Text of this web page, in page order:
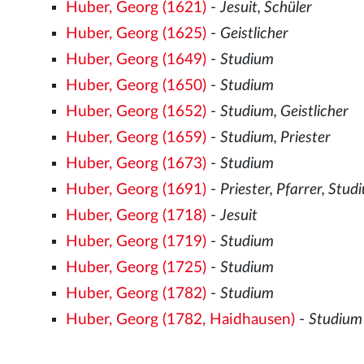
Huber, Georg (1621) -Jesuit, Schüler
Huber, Georg (1625) - Geistlicher
Huber, Georg (1649) -Studium
Huber, Georg (1650) -Studium
Huber, Georg (1652) -Studium, Geistlicher
Huber, Georg (1659) -Studium, Priester
Huber, Georg (1673) -Studium
Huber, Georg (1691) - Priester, Pfarrer,
Huber, Georg (1718) -Jesuit
Huber, Georg (1719) -Studium
Huber, Georg (1725) -Studium
Huber, Georg (1782) -Studium
Huber, Georg (1782, Haidhausen) -Studium